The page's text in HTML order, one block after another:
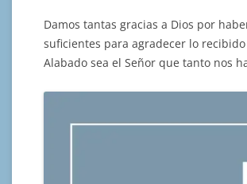
Damos tantas gracias a Dios por
suficientes para agradecer lo
Alabado sea el Señor que tanto nos